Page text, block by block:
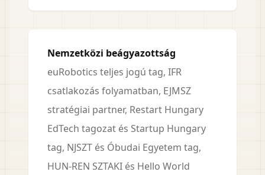
Nemzetközi beágyazottság
euRobotics teljes jogú tag, IFR
csatlakozás folyamatban, EJMSZ
stratégiai partner, Restart Hungary
EdTech tagozat és Startup Hungary
tag, NJSZT és Óbudai Egyetem tag,
HUN-REN SZTAKI és Hello World